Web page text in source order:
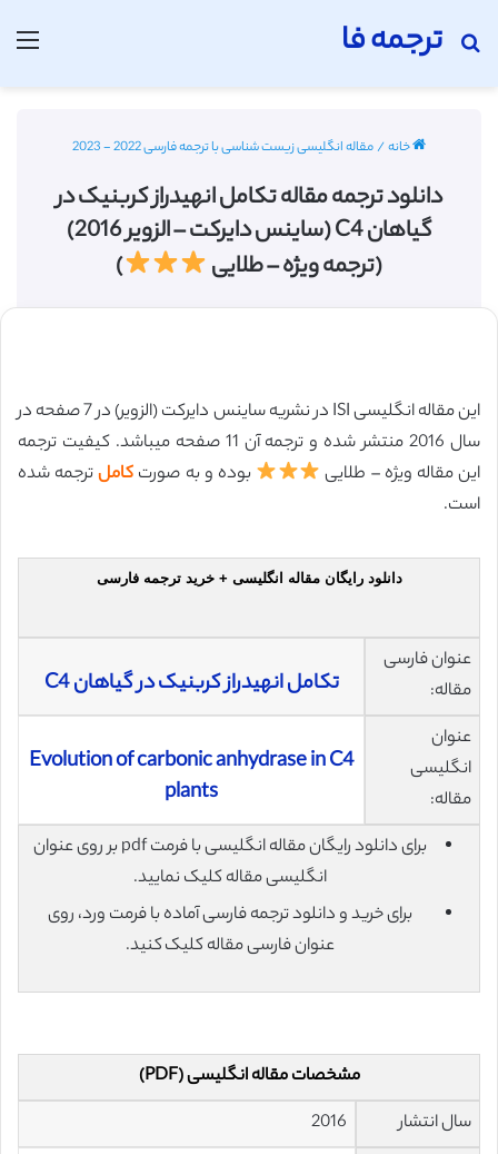
ترجمه فا
جستجو برای
خانه/مقاله انگلیسی زیست شناسی با ترجمه فارسی 2022 - 2023
دانلود ترجمه مقاله تکامل انهیدراز کربنیک در
گیاهان C4 (ساینس دایرکت – الزویر 2016)
(ترجمه ویژه – طلایی
)
این مقاله انگلیسی ISI در نشریه ساینس دایرکت (الزویر) در 7 صفحه در
سال 2016 منتشر شده و ترجمه آن 11 صفحه میباشد. کیفیت ترجمه
این مقاله ویژه – طلایی
بوده و به صورت کاملترجمه شده
است.
دانلود رایگان مقاله انگلیسی + خرید ترجمه فارسی
عنوان فارسی
مقاله:
تکامل انهیدراز کربنیک در گیاهان C4
عنوان
انگلیسی
مقاله:
Evolution of carbonic anhydrase in C4
plants
برای دانلود رایگان مقاله انگلیسی با فرمت pdf بر روی عنوان
انگلیسی مقاله کلیک نمایید.
برای خرید و دانلود ترجمه فارسی آماده با فرمت ورد، روی
عنوان فارسی مقاله کلیک کنید.
مشخصات مقاله انگلیسی (PDF)
سال انتشار
2016